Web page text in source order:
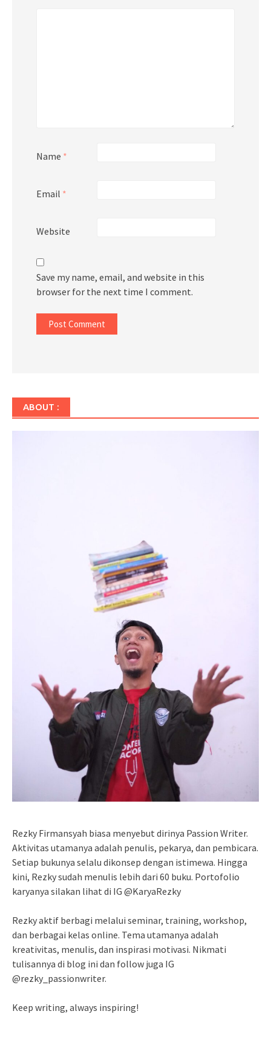
Name *
Email *
Website
Save my name, email, and website in this
browser for the next time I comment.
ABOUT :
Rezky Firmansyah biasa menyebut dirinya Passion Writer.
Aktivitas utamanya adalah penulis, pekarya, dan pembicara.
Setiap bukunya selalu dikonsep dengan istimewa. Hingga
kini, Rezky sudah menulis lebih dari 60 buku. Portofolio
karyanya silakan lihat di IG @KaryaRezky
Rezky aktif berbagi melalui seminar, training, workshop,
dan berbagai kelas online. Tema utamanya adalah
kreativitas, menulis, dan inspirasi motivasi. Nikmati
tulisannya di blog ini dan follow juga IG
@rezky_passionwriter.
Keep writing, always inspiring!